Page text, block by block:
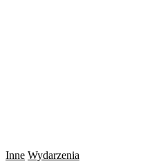
Inne Wydarzenia